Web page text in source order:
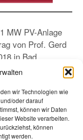
wir Technologien wie
oder darauf
können wir Daten
Website verarbeiten.
können
werden.
MW PV-Anlage
von Prof. Gerd
in Bad